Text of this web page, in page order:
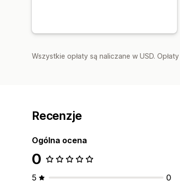
Wszystkie opłaty są naliczane w USD.
Recenzje
Ogólna ocena
0
5
0